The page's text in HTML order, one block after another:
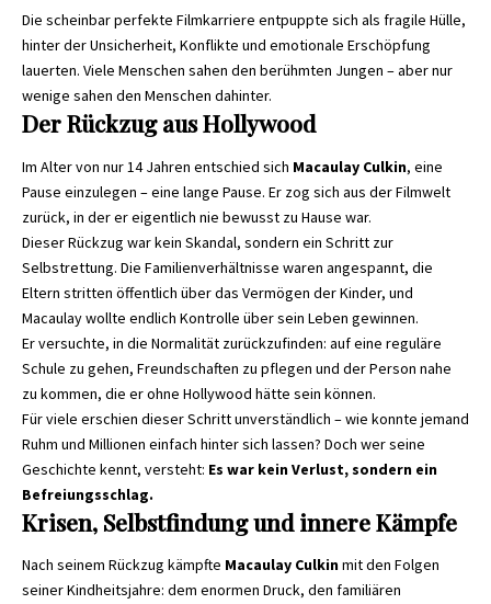
Die scheinbar perfekte Filmkarriere entpuppte sich als fragile Hülle,
hinter der Unsicherheit, Konflikte und emotionale Erschöpfung
lauerten. Viele Menschen sahen den berühmten Jungen – aber nur
wenige sahen den Menschen dahinter.
Der Rückzug aus Hollywood
Im Alter von nur 14 Jahren entschied sich Macaulay Culkin, eine
Pause einzulegen – eine lange Pause. Er zog sich aus der Filmwelt
zurück, in der er eigentlich nie bewusst zu Hause war.
Dieser Rückzug war kein Skandal, sondern ein Schritt zur
Selbstrettung. Die Familienverhältnisse waren angespannt, die
Eltern stritten öffentlich über das Vermögen der Kinder, und
Macaulay wollte endlich Kontrolle über sein Leben gewinnen.
Er versuchte, in die Normalität zurückzufinden: auf eine reguläre
Schule zu gehen, Freundschaften zu pflegen und der Person nahe
zu kommen, die er ohne Hollywood hätte sein können.
Für viele erschien dieser Schritt unverständlich – wie konnte jemand
Ruhm und Millionen einfach hinter sich lassen? Doch wer seine
Geschichte kennt, versteht: Es war kein Verlust, sondern ein
Befreiungsschlag.
Krisen, Selbstfindung und innere Kämpfe
Nach seinem Rückzug kämpfte Macaulay Culkinmit den Folgen
seiner Kindheitsjahre: dem enormen Druck, den familiären